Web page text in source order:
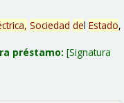
Sociedad del Estado,
préstamo: Signatura